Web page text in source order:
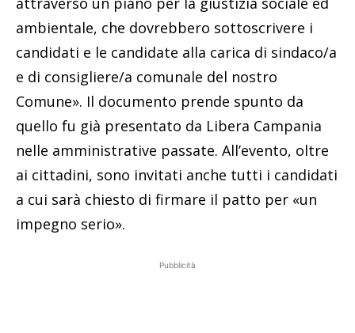
ambientale, che dovrebbero sottoscrivere i
candidati e le candidate alla carica di sindaco/a
e di consigliere/a comunale del nostro
Comune». Il documento prende spunto da
quello fu già presentato da Libera Campania
nelle amministrative passate. All’evento, oltre
ai cittadini, sono invitati anche tutti i candidati
a cui sarà chiesto di firmare il patto per «un
impegno serio».
Pubblicità